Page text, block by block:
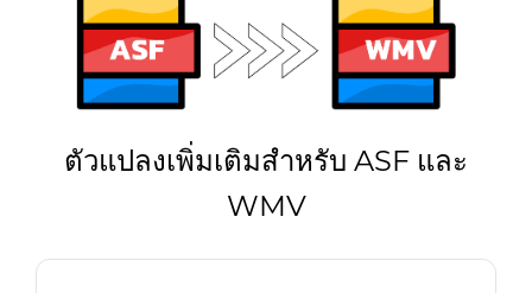
ตัวแปลงเพิ่มเติมสำหรับ ASF และ
WMV